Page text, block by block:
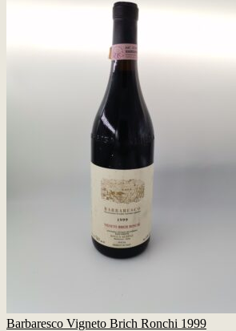
Barbaresco Vigneto Brich Ronchi 1999